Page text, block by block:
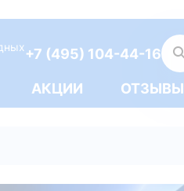
+7 (495) 104-44-16
АКЦИИ ОТЗЫВЫ